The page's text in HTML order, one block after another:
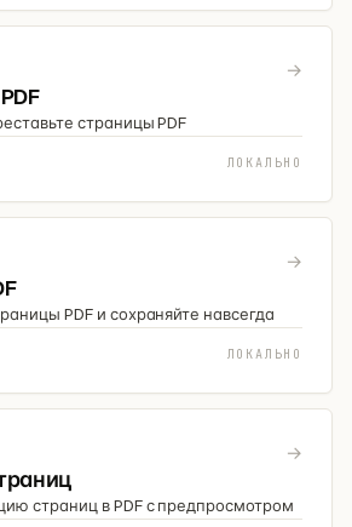
→
страницы PDF
ЛОКАЛЬНО
→
PDF и сохраняйте навсегда
ЛОКАЛЬНО
→
страниц в PDF с предпросмотром